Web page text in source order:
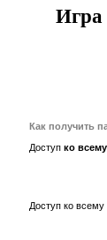
Игра
Как получить
Доступ ко
Доступ ко всему